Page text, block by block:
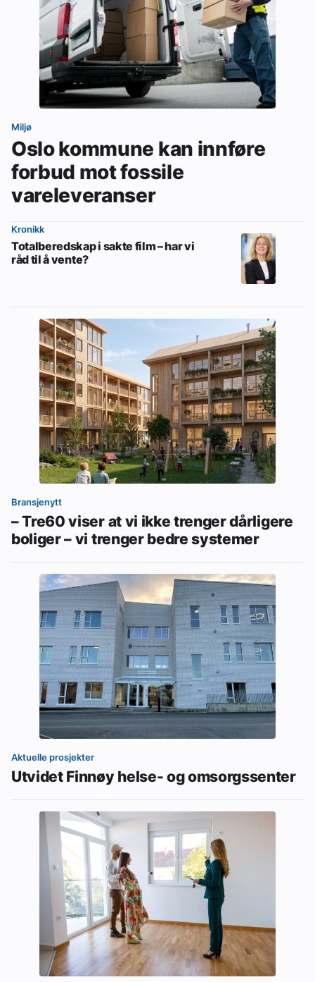
Miljø
Oslo kommune kan innføre
forbud mot fossile
vareleveranser
Kronikk
Totalberedskap i sakte film – har vi
råd til å vente?
Bransjenytt
– Tre60 viser at vi ikke trenger dårligere
boliger – vi trenger bedre systemer
Aktuelle prosjekter
Utvidet Finnøy helse- og omsorgssenter